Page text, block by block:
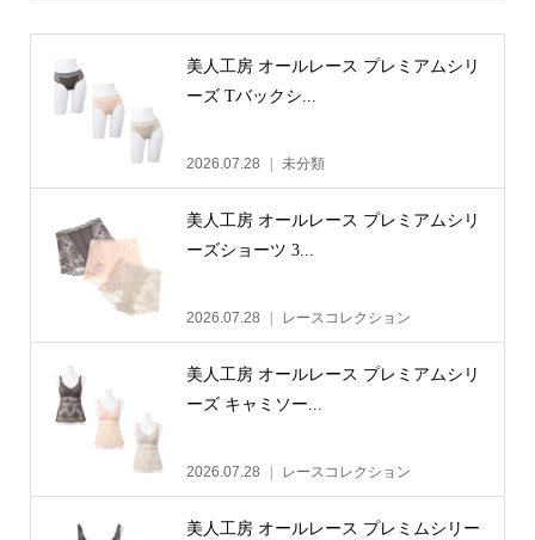
美人工房 オールレース プレミアムシリ
ーズ Tバックシ...
2026.07.28 未分類
美人工房 オールレース プレミアムシリ
ーズショーツ 3...
2026.07.28 レースコレクション
美人工房 オールレース プレミアムシリ
ーズ キャミソー...
2026.07.28 レースコレクション
美人工房 オールレース プレミムシリー